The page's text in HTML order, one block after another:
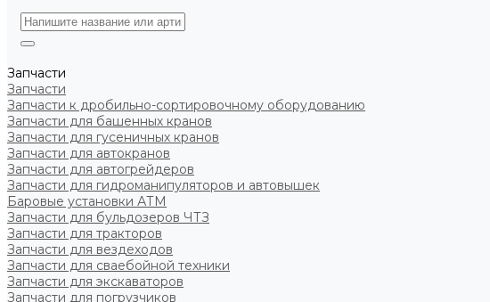
Запчасти
Запчасти
Запчасти к дробильно-сортировочному оборудованию
Запчасти для башенных кранов
Запчасти для гусеничных кранов
Запчасти для автокранов
Запчасти для автогрейдеров
Запчасти для гидроманипуляторов и автовышек
Баровые установки АТМ
Запчасти для бульдозеров ЧТЗ
Запчасти для тракторов
Запчасти для вездеходов
Запчасти для сваебойной техники
Запчасти для экскаваторов
Запчасти для погрузчиков